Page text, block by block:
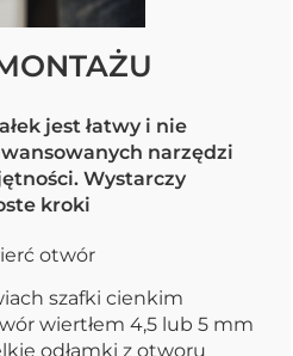
jest łatwy i nie
narzędzi
Wystarczy
kroki
otwór
szafki cienkim
wiertłem 4,5 lub 5 mm
odłamki z otworu